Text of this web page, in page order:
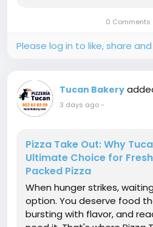
and unforgettable0 Comments
Please log in to like, share
Tucan Bakery
3 days ago-
Pizza Take Out: Why
Ultimate Choice for
Packed Pizza
When hunger strikes,
option. You deserve food
bursting with flavor, and